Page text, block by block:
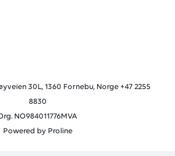
30L, 1360 Fornebu, Norge +47 2255
8830
NO984011776MVA
Powered by Proline